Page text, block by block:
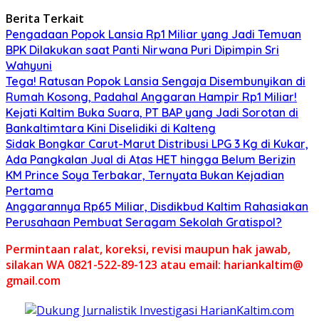
Berita Terkait
Pengadaan Popok Lansia Rp1 Miliar yang Jadi Temuan
BPK Dilakukan saat Panti Nirwana Puri Dipimpin Sri
Wahyuni
Tega! Ratusan Popok Lansia Sengaja Disembunyikan di
Rumah Kosong, Padahal Anggaran Hampir Rp1 Miliar!
Kejati Kaltim Buka Suara, PT BAP yang Jadi Sorotan di
Bankaltimtara Kini Diselidiki di Kalteng
Sidak Bongkar Carut-Marut Distribusi LPG 3 Kg di Kukar,
Ada Pangkalan Jual di Atas HET hingga Belum Berizin
KM Prince Soya Terbakar, Ternyata Bukan Kejadian
Pertama
Anggarannya Rp65 Miliar, Disdikbud Kaltim Rahasiakan
Perusahaan Pembuat Seragam Sekolah Gratispol?
Permintaan ralat, koreksi, revisi maupun hak jawab,
silakan WA 0821-522-89-123 atau email: hariankaltim@
gmail.com